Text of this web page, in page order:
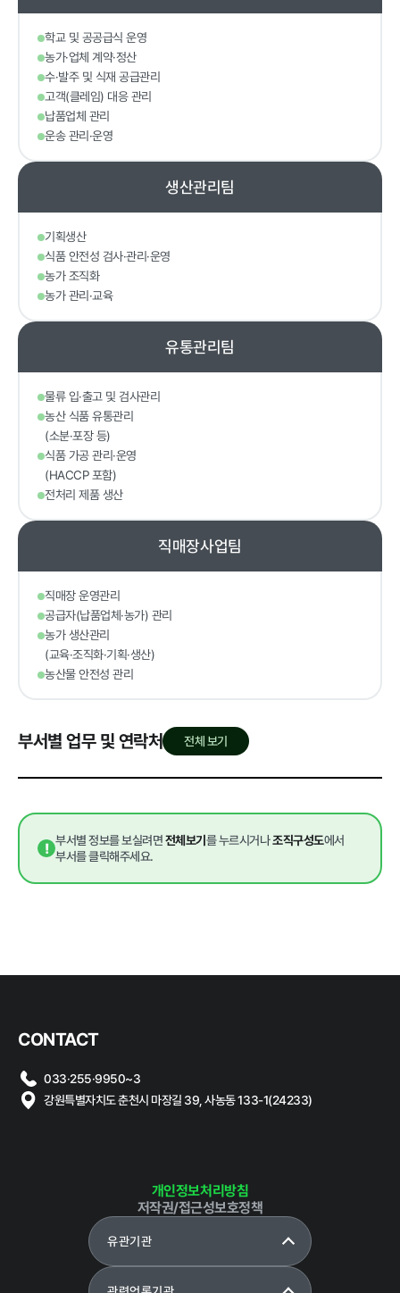
척 현황
인건비 예산
및 집행현황
기관장 성과
계약 달성정
도
경영평가 결
홍보마당
보도자료
알림마당
공지사항 채용공고
클린신고
부정 · 부패신고 갑질피해 신고
성희롱 · 성폭행 신
고센터
학교 및 공공급식 운영
농가·업체 계약·정산
수·발주 및 식재 공급관리
고객(클레임) 대응 관리
납품업체 관리
운송 관리·운영
생산관리팀
기획생산
식품 안전성 검사·관리·운영
농가 조직화
농가 관리·교육
유통관리팀
물류 입·출고 및 검사관리
농산 식품 유통관리
(소분·포장 등)
식품 가공 관리·운영
(HACCP 포함)
전처리 제품 생산
직매장사업팀
직매장 운영관리
공급자(납품업체·농가) 관리
농가 생산관리
(교육·조직화·기획·생산)
농산물 안전성 관리
부서별 업무 및 연락처 전체 보기
! 부서별 정보를 보실려면전체보기 를 누르시거나조직구성도에서
부서를 클릭해주세요.
CONTACT
033·255·9950~3
강원특별자치도 춘천시 마장길 39, 사농동 133-1(24233)
개인정보처리방침
저작권/접근성보호정책
유관기관